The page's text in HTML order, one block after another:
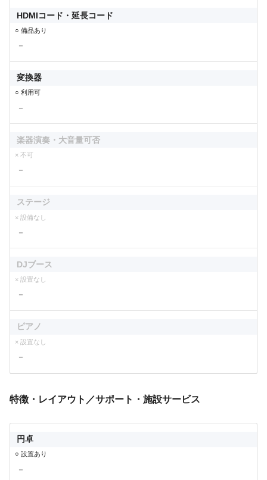
HDMIコード・延長コード
○ 備品あり
－
変換器
○ 利用可
－
楽器演奏・大音量可否
× 不可
－
ステージ
× 設備なし
－
DJブース
× 設置なし
－
ピアノ
× 設置なし
－
特徴・レイアウト／サポート・施設サービス
円卓
○ 設置あり
－